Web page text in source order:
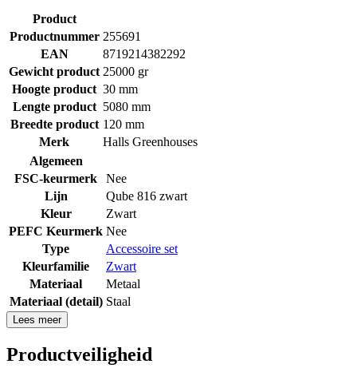
Product
Productnummer 255691
EAN
8719214382292
Gewicht product 25000 gr
Hoogte product 30 mm
Lengte product 5080 mm
Breedte product 120 mm
Merk
Halls Greenhouses
Algemeen
FSC-keurmerk
Nee
Lijn
Qube 816 zwart
Kleur
Zwart
PEFC Keurmerk Nee
Type
Accessoire set
Kleurfamilie
Zwart
Materiaal
Metaal
Materiaal (detail) Staal
Lees meer
Productveiligheid